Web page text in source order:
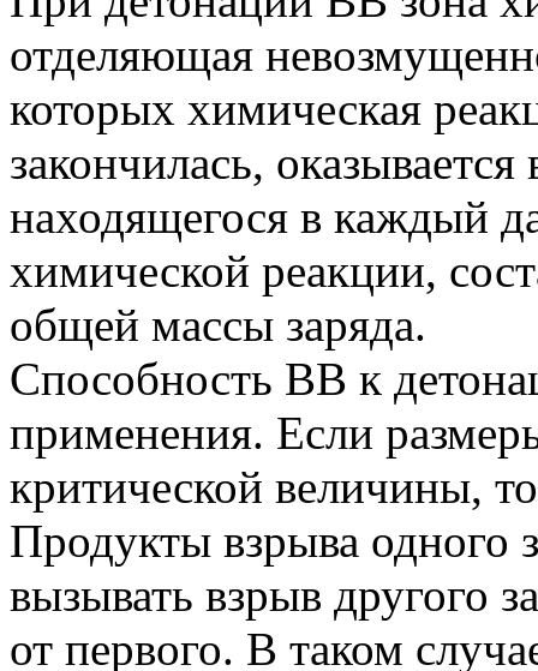
отделяющая
которых химическая
закончилась,
находящегося в каждый
химической реакции,
общей массы заряда.
Способность ВВ к
применения. Если
критической величины,
Продукты взрыва одного
вызывать взрыв другого
от первого. В таком